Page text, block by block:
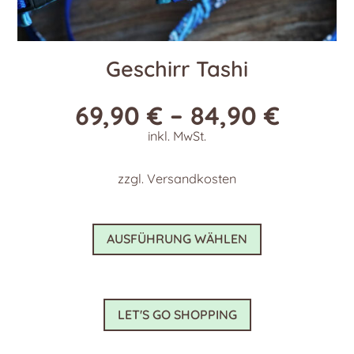
Geschirr Tashi
69,90€ – 84,90€
inkl. MwSt.
zzgl. Versandkosten
AUSFÜHRUNG WÄHLEN
Dieses
weist
LET'S GO SHOPPING